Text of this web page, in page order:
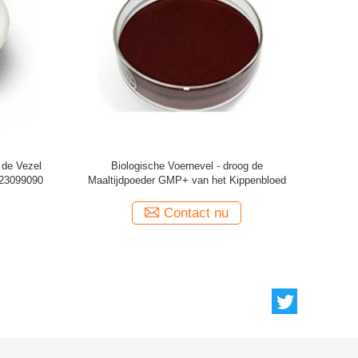
van de
23099090
ISO9001 de Additieven Donker Bruin Dierlijk
Eiwit van het bron gevogeltevoer Poeder
Contact nu